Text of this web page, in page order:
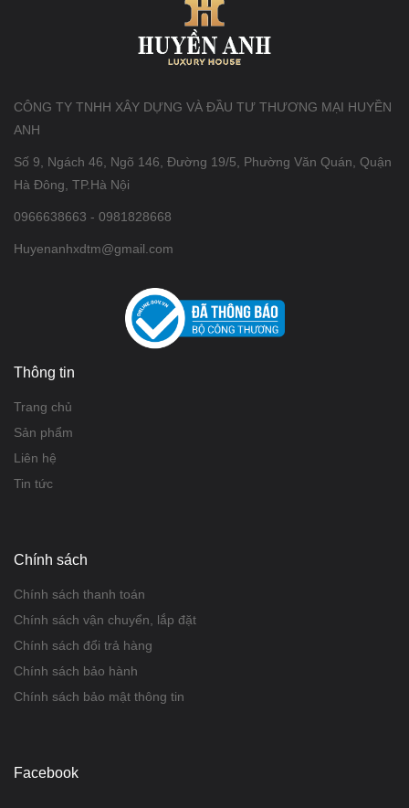
CÔNG TY TNHH XÂY DỰNG VÀ ĐẦU TƯ THƯƠNG MẠI HUYỀN
ANH
Số 9, Ngách 46, Ngõ 146, Đường 19/5, Phường Văn Quán, Quận
Hà Đông, TP.Hà Nội
0966638663 - 0981828668
Huyenanhxdtm@gmail.com
Thông tin
Trang chủ
Sản phẩm
Liên hệ
Tin tức
Chính sách
Chính sách thanh toán
Chính sách vận chuyển, lắp đặt
Chính sách đổi trả hàng
Chính sách bảo hành
Chính sách bảo mật thông tin
Facebook